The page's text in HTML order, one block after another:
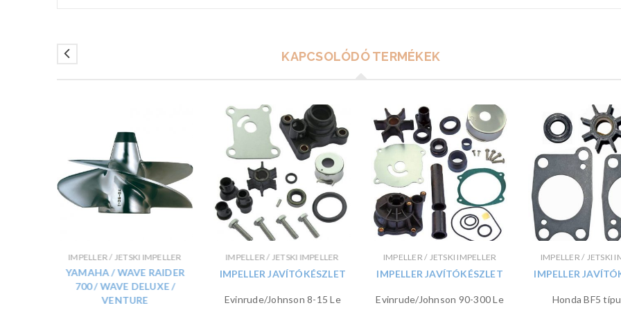
KAPCSOLÓDÓ TERMÉKEK
IMPELLER / JETSKI IMPELLER
YAMAHA / WAVE RAIDER
700 / WAVE DELUXE /
VENTURE
IMPELLER / JETSKI IMPELLER
IMPELLER JAVÍTÓKÉSZLET
Evinrude/Johnson 8-15 Le
IMPELLER / JETSKI IMPELLER
IMPELLER JAVÍTÓKÉSZLET
Evinrude/Johnson 90-300 Le
IMPELLER / JETSKI
IMPELLER
Honda BF5